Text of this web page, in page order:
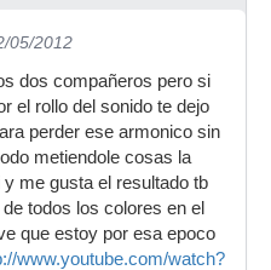
05/2012
dos compañeros pero si
el rollo del sonido te dejo
perder ese armonico sin
metiendole cosas la
me gusta el resultado tb
todos los colores en el
que estoy por esa epoco
www.youtube.com/watch?